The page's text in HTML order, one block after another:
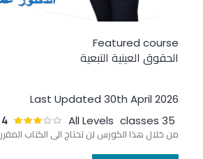
Featured course
الحقوق العينية التبعية
Last Updated 30th April 2026
35 classes
All Levels
4
من خلال هذا الكورس لن تحتاج الى الكتاب المقرر